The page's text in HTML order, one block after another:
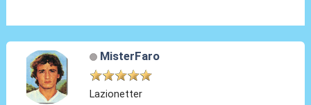
MisterFaro
Lazionetter